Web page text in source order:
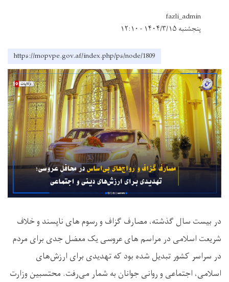
fazli_admin
پنجشنبه ۱۴۰۴/۳/۱۵ - ۱۲:۱۰
https://mopvpe.gov.af/index.php/ps/node/1809
در بیست سال گذشته، مصارف گزاف و رسوم های ناپسند و خلاف
شریعت اسلامی در مراسم های عروسی یک معضل جدی برای مردم
در سراسر کشور تبدیل شده بود که تهدیدی برای ارزش‌های
اسلامی، اجتماعی و روانی جوانان به شمار می‌رفت. محتسبین وزارت